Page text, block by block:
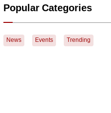
Popular Categories
News Events Trending